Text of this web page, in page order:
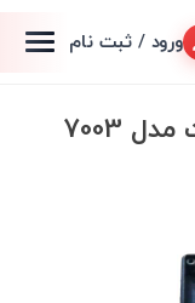
ورود / ثبت نام
7003